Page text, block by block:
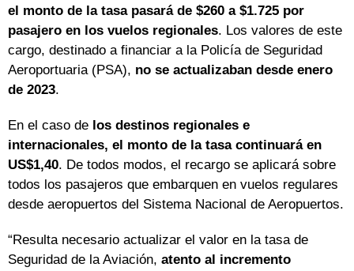
el monto de la tasa pasará de $260 a $1.725 por
pasajero en los vuelos regionales. Los valores de este
cargo, destinado a financiar a la Policía de Seguridad
Aeroportuaria (PSA), no se actualizaban desde enero
de 2023.
En el caso de los destinos regionales e
internacionales, el monto de la tasa continuará en
US$1,40. De todos modos, el recargo se aplicará sobre
todos los pasajeros que embarquen en vuelos regulares
desde aeropuertos del Sistema Nacional de Aeropuertos.
“Resulta necesario actualizar el valor en la tasa de
Seguridad de la Aviación, atento al incremento